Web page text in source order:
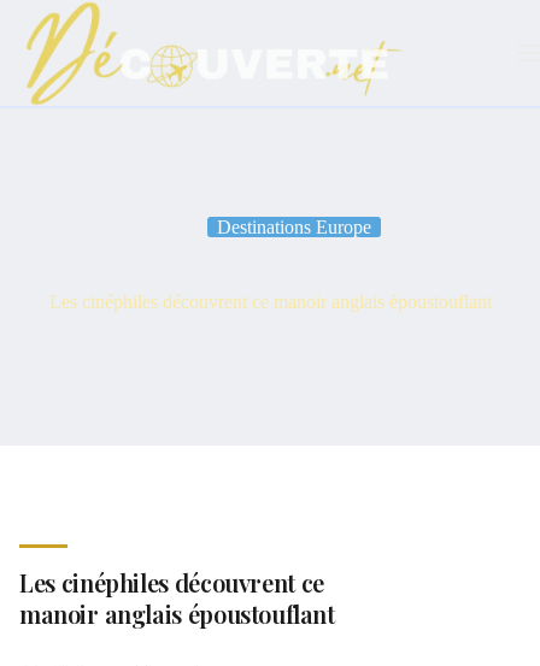
contenu
Destinations Europe
Les cinéphiles découvrent ce manoir anglais époustouflant
Les cinéphiles découvrent ce
manoir anglais époustouflant